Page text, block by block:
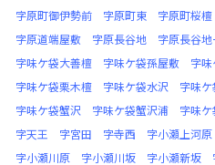
字原町御伊勢前
字原町東 字原町桜檀
字原道端屋敷
字原長谷地 字原長谷地
字味ケ袋大善檀
字味ケ袋孫屋敷 字
字味ケ袋栗木檀
字味ケ袋水沢 字味
字味ケ袋蟹沢
字味ケ袋蟹沢浦 字味
字天王
字宮田 字寺西 字小瀬上河原
字小瀬川原
字小瀬川坂 字小瀬新坂